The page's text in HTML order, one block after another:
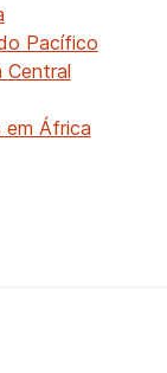
Pacífico
Central
em África